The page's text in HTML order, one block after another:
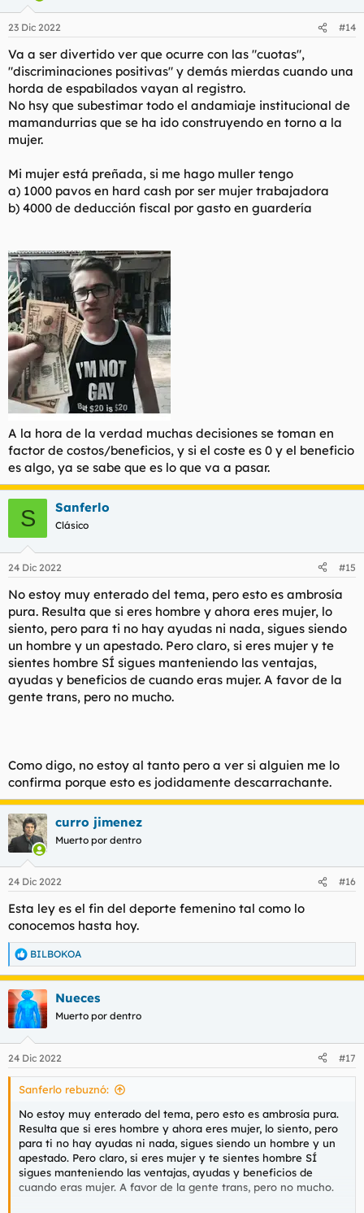
23 Dic 2022 #14
Va a ser divertido ver que ocurre con las "cuotas",
"discriminaciones positivas" y demás mierdas cuando una
horda de espabilados vayan al registro.
No hsy que subestimar todo el andamiaje institucional de
mamandurrias que se ha ido construyendo en torno a la
mujer.
Mi mujer está preñada, si me hago muller tengo
a) 1000 pavos en hard cash por ser mujer trabajadora
b) 4000 de deducción fiscal por gasto en guardería
A la hora de la verdad muchas decisiones se toman en
factor de costos/beneficios, y si el coste es 0 y el beneficio
es algo, ya se sabe que es lo que va a pasar.
S Sanferlo
Clásico
24 Dic 2022 #15
No estoy muy enterado del tema, pero esto es ambrosía
pura. Resulta que si eres hombre y ahora eres mujer, lo
siento, pero para ti no hay ayudas ni nada, sigues siendo
un hombre y un apestado. Pero claro, si eres mujer y te
sientes hombre SÍ sigues manteniendo las ventajas,
ayudas y beneficios de cuando eras mujer. A favor de la
gente trans, pero no mucho.
Como digo, no estoy al tanto pero a ver si alguien me lo
confirma porque esto es jodidamente descarrachante.
curro jimenez
Muerto por dentro
24 Dic 2022 #16
Esta ley es el fin del deporte femenino tal como lo
conocemos hasta hoy.
R
e
c
c
i
e
s
BILBOKOA
Nueces
Muerto por dentro
24 Dic 2022 #17
Sanferlo rebuznó:
No estoy muy enterado del tema, pero esto es ambrosía pura.
Resulta que si eres hombre y ahora eres mujer, lo siento, pero
para ti no hay ayudas ni nada, sigues siendo un hombre y un
apestado. Pero claro, si eres mujer y te sientes hombre SÍ
sigues manteniendo las ventajas, ayudas y beneficios de
cuando eras mujer. A favor de la gente trans, pero no mucho.